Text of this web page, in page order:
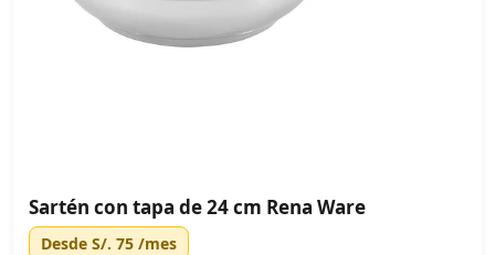
Sartén con tapa de 24 cm Rena Ware
Desde S/. 75 /mes